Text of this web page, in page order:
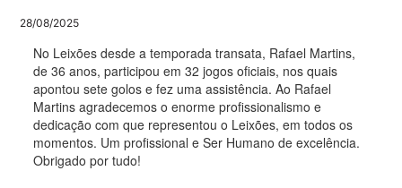
28/08/2025
No Leixões desde a temporada transata, Rafael Martins,
de 36 anos, participou em 32 jogos oficiais, nos quais
apontou sete golos e fez uma assistência. Ao Rafael
Martins agradecemos o enorme profissionalismo e
dedicação com que representou o Leixões, em todos os
momentos. Um profissional e Ser Humano de excelência.
Obrigado por tudo!